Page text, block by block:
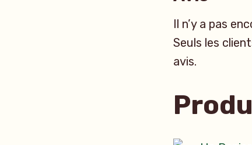
Il n’y a pas
Seuls les
avis.